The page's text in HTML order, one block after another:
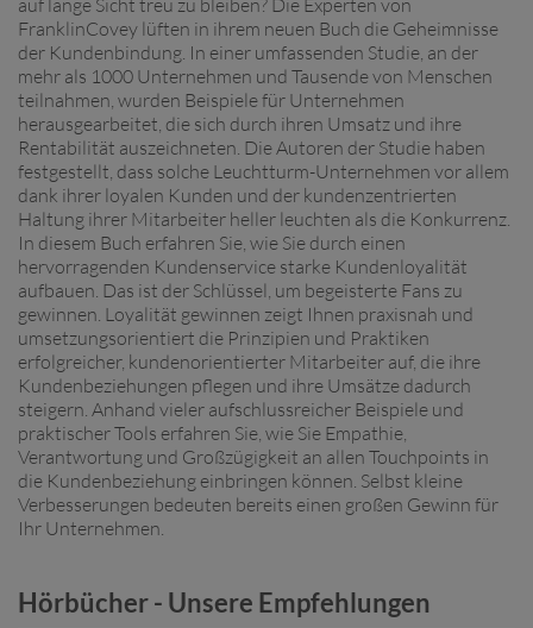
FranklinCovey lüften in ihrem neuen Buch die Geheimnisse
der Kundenbindung. In einer umfassenden Studie, an der
mehr als 1000 Unternehmen und Tausende von Menschen
teilnahmen, wurden Beispiele für Unternehmen
herausgearbeitet, die sich durch ihren Umsatz und ihre
Rentabilität auszeichneten. Die Autoren der Studie haben
festgestellt, dass solche Leuchtturm-Unternehmen vor allem
dank ihrer loyalen Kunden und der kundenzentrierten
Haltung ihrer Mitarbeiter heller leuchten als die Konkurrenz.
In diesem Buch erfahren Sie, wie Sie durch einen
hervorragenden Kundenservice starke Kundenloyalität
aufbauen. Das ist der Schlüssel, um begeisterte Fans zu
gewinnen. Loyalität gewinnen zeigt Ihnen praxisnah und
umsetzungsorientiert die Prinzipien und Praktiken
erfolgreicher, kundenorientierter Mitarbeiter auf, die ihre
Kundenbeziehungen pflegen und ihre Umsätze dadurch
steigern. Anhand vieler aufschlussreicher Beispiele und
praktischer Tools erfahren Sie, wie Sie Empathie,
Verantwortung und Großzügigkeit an allen Touchpoints in
die Kundenbeziehung einbringen können. Selbst kleine
Verbesserungen bedeuten bereits einen großen Gewinn für
Ihr Unternehmen.
Hörbücher - Unsere Empfehlungen